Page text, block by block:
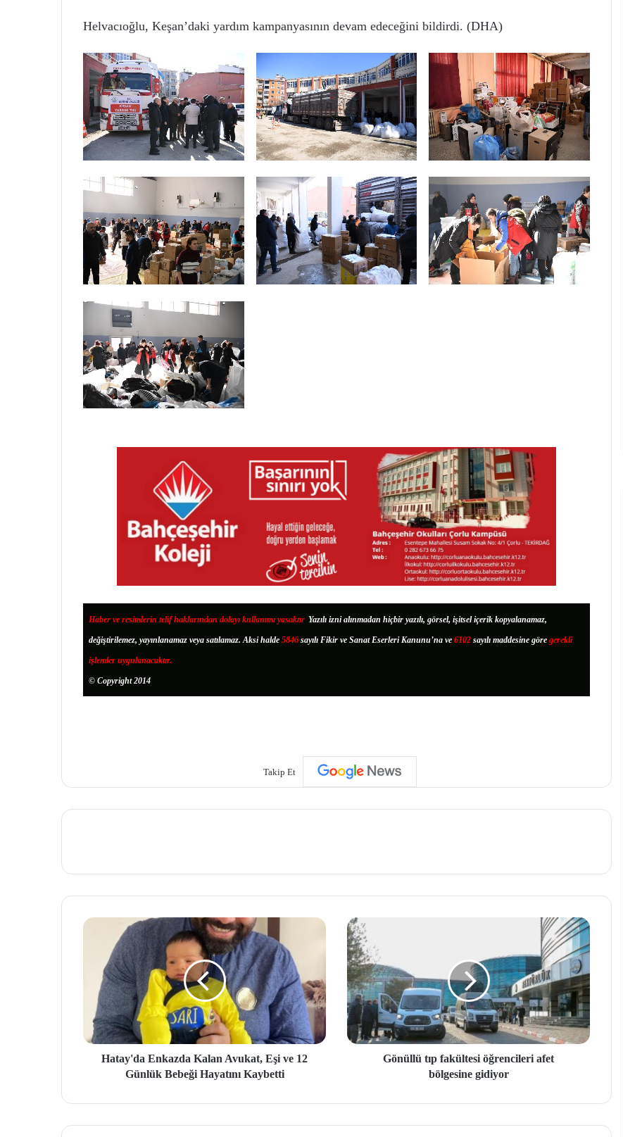
Helvacıoğlu, Keşan’daki yardım kampanyasının devam edeceğini bildirdi. (DHA)
Haber ve resimlerin telif haklarından dolayı kullanımı yasaktır. Yazılı izni alınmadan hiçbir yazılı, görsel, işitsel içerik kopyalanamaz,
değiştirilemez, yayınlanamaz veya satılamaz. Aksi halde 5846 sayılı Fikir ve Sanat Eserleri Kanunu’na ve 6102 sayılı maddesine göre gerekli
işlemler uygulanacaktır.
© Copyright 2014
Takip Et
Hatay'da Enkazda Kalan Avukat, Eşi ve 12
Günlük Bebeği Hayatını Kaybetti
Gönüllü tıp fakültesi öğrencileri afet
bölgesine gidiyor